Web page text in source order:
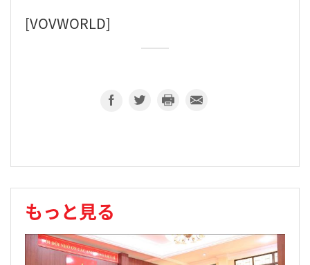
[VOVWORLD]
もっと見る